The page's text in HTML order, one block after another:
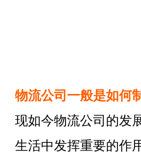
物流公司一般是如何
现如今物流公司的发
生活中发挥重要的作